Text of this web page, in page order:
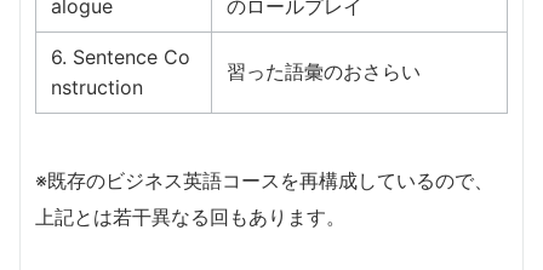
alogue
のロールプレイ
6. Sentence Co
nstruction
習った語彙のおさらい
※既存のビジネス英語コースを再構成しているので、
上記とは若干異なる回もあります。